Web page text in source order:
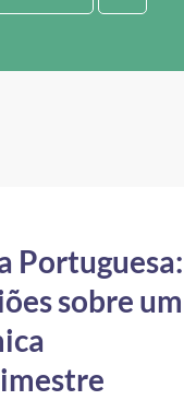
Portuguesa:
sobre um